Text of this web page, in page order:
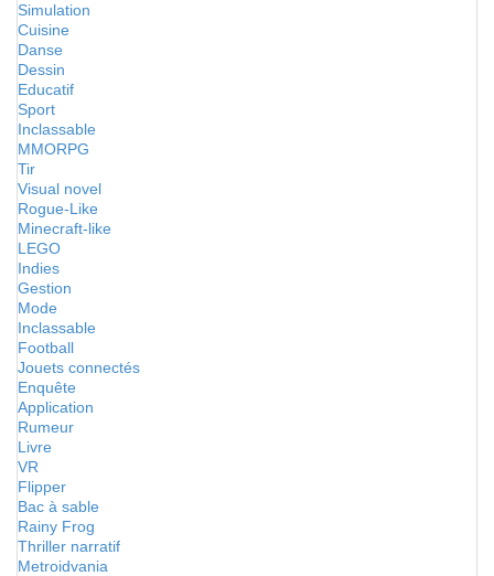
Simulation
Cuisine
Danse
Dessin
Educatif
Sport
Inclassable
MMORPG
Tir
Visual novel
Rogue-Like
Minecraft-like
LEGO
Indies
Gestion
Mode
Inclassable
Football
Jouets connectés
Enquête
Application
Rumeur
Livre
VR
Flipper
Bac à sable
Rainy Frog
Thriller narratif
Metroidvania